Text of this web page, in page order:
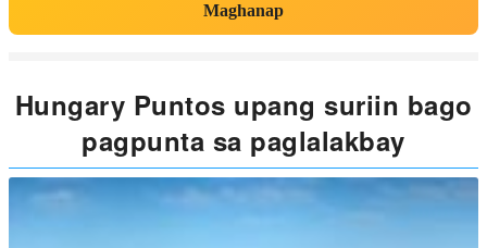
Maghanap
Hungary Puntos upang suriin bago
pagpunta sa paglalakbay